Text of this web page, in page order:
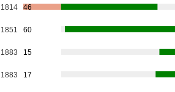
1814 46
1851 60
1883 15
1883 17